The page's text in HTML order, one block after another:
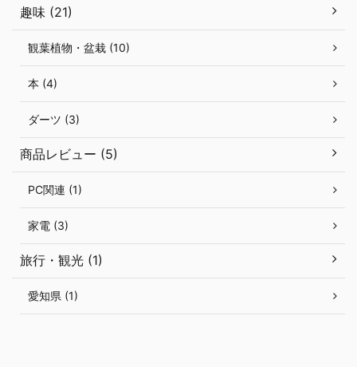
趣味 (21)
観葉植物・盆栽 (10)
本 (4)
ダーツ (3)
商品レビュー (5)
PC関連 (1)
家電 (3)
旅行・観光 (1)
愛知県 (1)